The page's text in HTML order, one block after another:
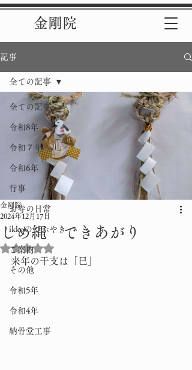
金剛院
記事
全ての記事
令和8年
令和７年
令和6年
行事
お寺の日常
ikkoのつぶやき
ご案内
その他
令和5年
令和4年
納骨堂工事
全ての記事
しめ縄 できあがり
金剛院
2024年12月17日
5つ星のうちNaNと評価されています。
来年の干支は「巳」